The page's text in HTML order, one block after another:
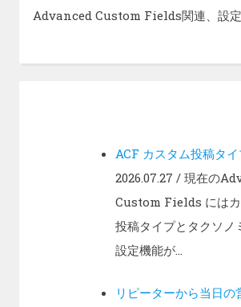
Advanced Custom Fields関連、設定
ACF カスタム投稿タ
2026.07.27 / 現在の
Custom Fields には
投稿タイプとタクソノ
設定機能が...
リピーターから当日の